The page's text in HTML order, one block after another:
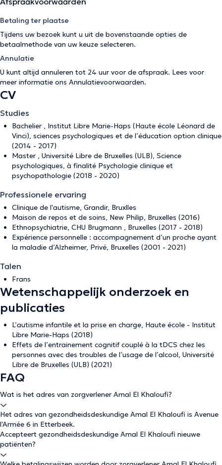
Betaling ter plaatse
Tijdens uw bezoek kunt u uit de bovenstaande opties de
betaalmethode van uw keuze selecteren.
Annulatie
U kunt altijd annuleren tot 24 uur voor de afspraak. Lees voor
meer informatie ons Annulatievoorwaarden.
CV
Studies
Bachelier , Institut Libre Marie-Haps (Haute école Léonard de
Vinci), sciences psychologiques et de l’éducation option clinique
(2014 - 2017)
Master , Université Libre de Bruxelles (ULB), Science
psychologiques, à finalité Psychologie clinique et
psychopathologie (2018 - 2020)
Professionele ervaring
Clinique de l'autisme, Grandir, Bruxlles
Maison de repos et de soins, New Philip, Bruxelles (2016)
Ethnopsychiatrie, CHU Brugmann , Bruxelles (2017 - 2018)
Expérience personnelle : accompagnement d’un proche ayant
la maladie d’Alzheimer, Privé, Bruxelles (2001 - 2021)
Talen
Frans
Wetenschappelijk onderzoek en
publicaties
L’autisme infantile et la prise en charge, Haute école - Institut
Libre Marie-Haps (2018)
Effets de l’entrainement cognitif couplé à la tDCS chez les
personnes avec des troubles de l’usage de l’alcool, Université
Libre de Bruxelles (ULB) (2021)
FAQ
Wat is het adres van zorgverlener Amal El Khaloufi?
Het adres van gezondheidsdeskundige Amal El Khaloufi is Avenue
l'Armée 6 in Etterbeek.
Accepteert gezondheidsdeskundige Amal El Khaloufi nieuwe
patiënten?